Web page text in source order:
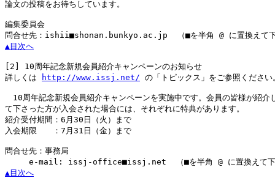
論文の投稿をお待ちしています。
編集委員会
▲目次へ
[2]
10周年記念新規会員紹介キャンペーンのお知らせ
詳しくは
http://www.issj.net/ の「トピックス」をご参照ください
10周年記念新規会員紹介キャンペーンを実施中です。会員の皆様が紹介
て下さった方が入会された場合には、それぞれに特典があります。
紹介受付期間：6月30日（火）まで
入会期限　　：7月31日（金）まで
問合せ先：事務局
▲目次へ